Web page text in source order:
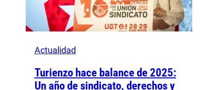
Actualidad
Turienzo hace balance de 2025:
Un año de sindicato, derechos y